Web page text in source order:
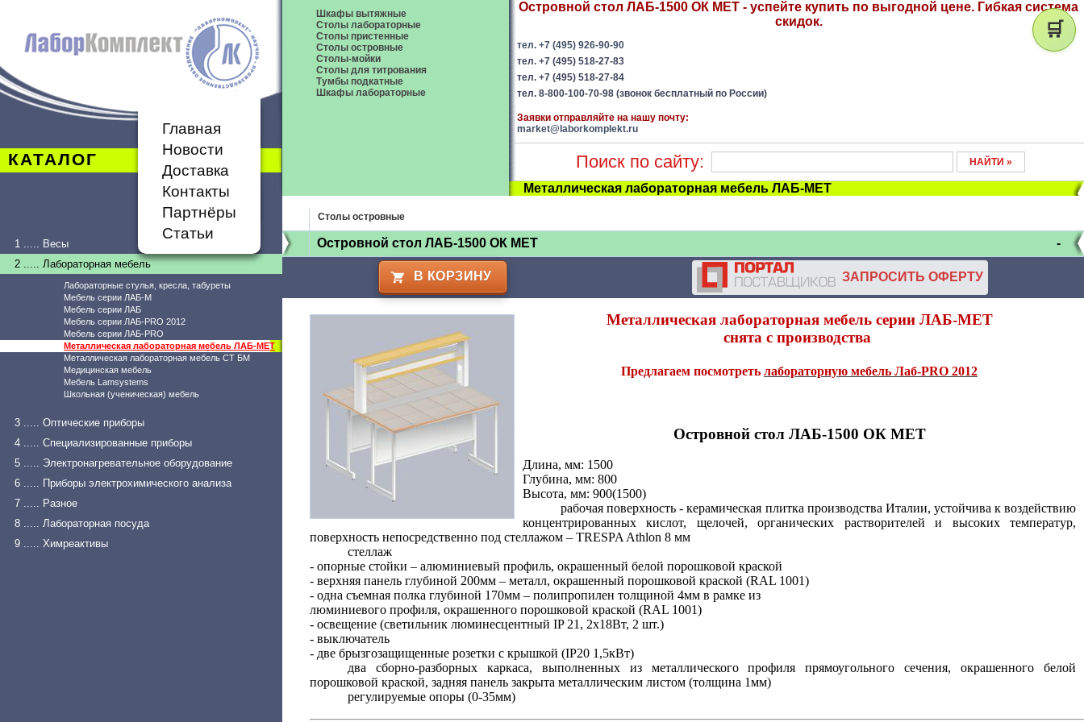
КАТАЛОГ
Главная
Новости
Доставка
Контакты
Партнёры
Статьи
1 ..... Весы
2 ..... Лабораторная мебель
Лабораторные стулья, кресла, табуреты
Мебель серии ЛАБ-М
Мебель серии ЛАБ
Мебель серии ЛАБ-PRO 2012
Мебель серии ЛАБ-PRO
Металлическая лабораторная мебель ЛАБ-МЕТ
Металлическая лабораторная мебель СТ БМ
Медицинская мебель
Мебель Lamsystems
Школьная (ученическая) мебель
3 ..... Оптические приборы
4 ..... Специализированные приборы
5 ..... Электронагревательное оборудование
6 ..... Приборы электрохимического анализа
7 ..... Разное
8 ..... Лабораторная посуда
9 ..... Химреактивы
Шкафы вытяжные
Столы лабораторные
Столы пристенные
Столы островные
Столы-мойки
Столы для титрования
Тумбы подкатные
Шкафы лабораторные
Островной стол ЛАБ-1500 ОК МЕТ - успейте купить по выгодной цене. Гибкая система
скидок.
тел. +7 (495) 926-90-90
тел. +7 (495) 518-27-83
тел. +7 (495) 518-27-84
тел. 8-800-100-70-98 (звонок бесплатный по России)
Заявки отправляйте на нашу почту:
market@laborkomplekt.ru
Поиск по сайту:
Металлическая лабораторная мебель ЛАБ-МЕТ
Столы островные
Островной стол ЛАБ-1500 ОК МЕТ -
В КОРЗИНУ ЗАПРОСИТЬ ОФЕРТУ
Металлическая лабораторная мебель серии ЛАБ-МЕТ
снята с производства
Предлагаем посмотреть лабораторную мебель Лаб-PRO 2012
Островной стол ЛАБ-1500 ОК МЕТ
Длина, мм: 1500
Глубина, мм: 800
Высота, мм: 900(1500)
рабочая поверхность - керамическая плитка производства Италии, устойчива к воздействию
концентрированных кислот, щелочей, органических растворителей и высоких температур,
поверхность непосредственно под стеллажом – TRESPA Athlon 8 мм
стеллаж
- опорные стойки – алюминиевый профиль, окрашенный белой порошковой краской
- верхняя панель глубиной 200мм – металл, окрашенный порошковой краской (RAL 1001)
- одна съемная полка глубиной 170мм – полипропилен толщиной 4мм в рамке из
люминиевого профиля, окрашенного порошковой краской (RAL 1001)
- освещение (светильник люминесцентный IP 21, 2х18Вт, 2 шт.)
- выключатель
- две брызгозащищенные розетки с крышкой (IP20 1,5кВт)
два сборно-разборных каркаса, выполненных из металлического профиля прямоугольного сечения, окрашенного белой
порошковой краской, задняя панель закрыта металлическим листом (толщина 1мм)
регулируемые опоры (0-35мм)
🛒